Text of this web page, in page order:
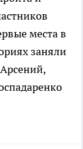
места в
заняли